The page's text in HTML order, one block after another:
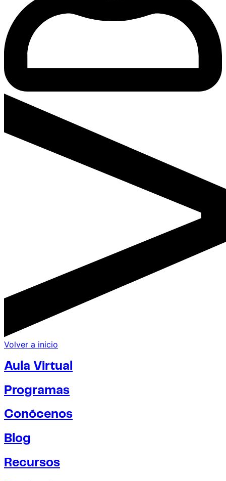
Volver a inicio
Aula Virtual
Programas
Conócenos
Blog
Recursos